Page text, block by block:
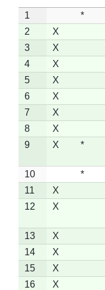
1 *
2
X
3
X
4
X
5
X
6
X
7
X
8
X
9
X *
10 *
11
X
12
X
13 X
14
X
15
X
16
X